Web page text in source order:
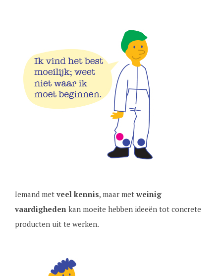
Iemand met veel kennis, maar met weinig
vaardigheden kan moeite hebben ideeën tot concrete
producten uit te werken.